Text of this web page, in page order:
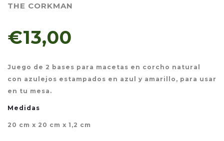
THE CORKMAN
€13,00
Juego de 2 bases para macetas en corcho natural
con azulejos estampados en azul y amarillo, para usar
en tu mesa.
Medidas
20 cm x 20 cm x 1,2 cm